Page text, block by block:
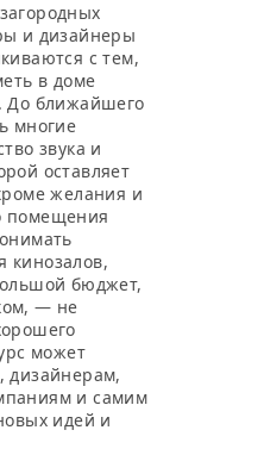
и дизайнеры
с тем,
в доме
До ближайшего
многие
звука и
оставляет
желания и
помещения
кинозалов,
бюджет,
— не
может
дизайнерам,
и самим
идей и